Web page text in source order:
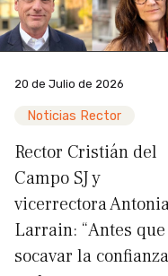
20 de Julio de 2026
Noticias Rector
Rector Cristián del
Campo SJ y
vicerrectora
Larrain: “Antes que
socavar la confianza